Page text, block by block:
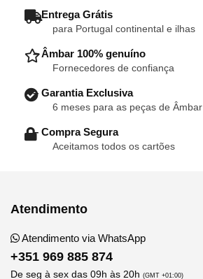
– Entrega Grátis
para Portugal continental e ilhas
– Âmbar 100% genuíno
Fornecedores de confiança
– Garantia Exclusiva
6 meses para as peças de Âmbar
– Compra Segura
Aceitamos todos os cartões
Atendimento
Atendimento via WhatsApp
+351 969 885 874
De seg à sex das 09h às 20h (GMT +01:00)